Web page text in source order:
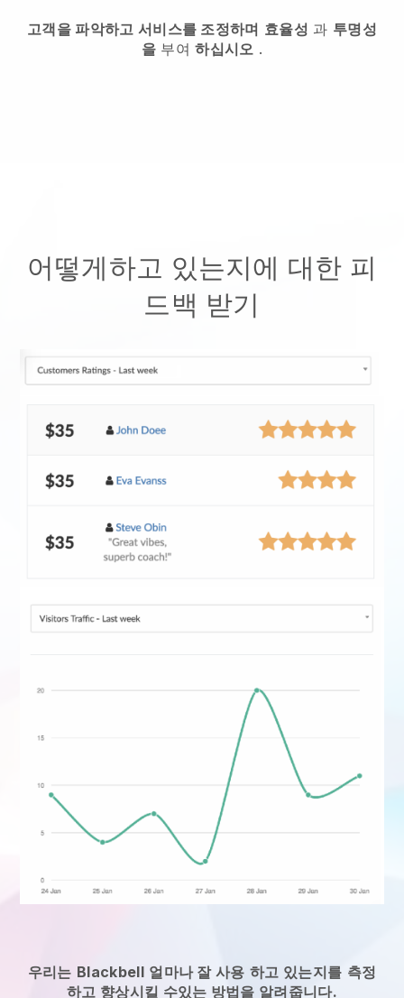
고객을 파악하고 서비스를 조정하며 효율성 과 투명성
을 부여하십시오 .
어떻게하고 있는지에 대한 피
드백 받기
우리는 Blackbell 얼마나 잘 사용 하고 있는지를 측정
하고 향상시킬 수있는 방법을 알려줍니다.